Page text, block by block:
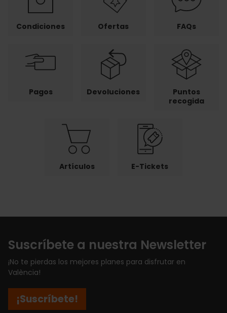
Condiciones Ofertas FAQs
Pagos Devoluciones
Puntos
recogida
Artículos E-Tickets
Suscríbete a nuestra Newsletter
¡No te pierdas los mejores planes para disfrutar en
València!
¡Suscríbete!